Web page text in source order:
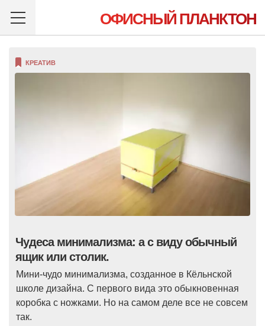
ОФИСНЫЙ ПЛАНКТОН
КРЕАТИВ
Чудеса минимализма: а с виду обычный
ящик или столик.
Мини-чудо минимализма, созданное в Кёльнской
школе дизайна. С первого вида это обыкновенная
коробка с ножками. Но на самом деле все не совсем
так.